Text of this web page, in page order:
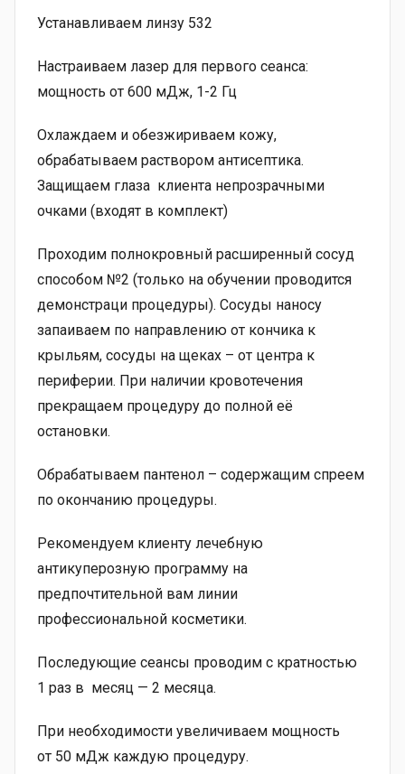
Устанавливаем линзу 532
Настраиваем лазер для первого сеанса:
мощность от 600 мДж, 1-2 Гц
Охлаждаем и обезжириваем кожу,
обрабатываем раствором антисептика.
Защищаем глаза клиента непрозрачными
очками (входят в комплект)
Проходим полнокровный расширенный сосуд
способом №2 (только на обучении проводится
демонстраци процедуры). Сосуды наносу
запаиваем по направлению от кончика к
крыльям, сосуды на щеках – от центра к
периферии. При наличии кровотечения
прекращаем процедуру до полной её
остановки.
Обрабатываем пантенол – содержащим спреем
по окончанию процедуры.
Рекомендуем клиенту лечебную
антикуперозную программу на
предпочтительной вам линии
профессиональной косметики.
Последующие сеансы проводим с кратностью
1 раз в месяц — 2 месяца.
При необходимости увеличиваем мощность
от 50 мДж каждую процедуру.